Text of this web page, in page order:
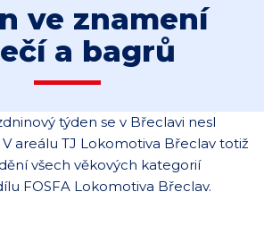
ve znamení
a bagrů
týden se v Břeclavi nesl
areálu TJ Lokomotiva Břeclav totiž
všech věkových kategorií
FOSFA Lokomotiva Břeclav.